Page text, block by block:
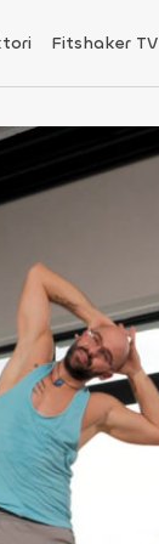
Fitshaker TV